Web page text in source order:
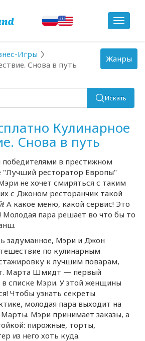
Toggle
Игры
Снова в путь
Искать
Кулинарное
Снова в путь
победителями в престижном
"Лучший ресторатор Европы"
не хочет смиряться с таким
с Джоном ресторанчик такой
А какое меню, какой сервис! Это
Молодая пара решает во что бы то
задуманное, Мэри и Джон
по кулинарным
к лучшим поварам,
Марта Шмидт — первый
в списке Мэри. У этой женщины
Чтобы узнать секреты
молодая пара выходит на
Мэри принимает заказы, а
пирожные, торты,
из него хоть куда.
Toggle
navigation
Жанры